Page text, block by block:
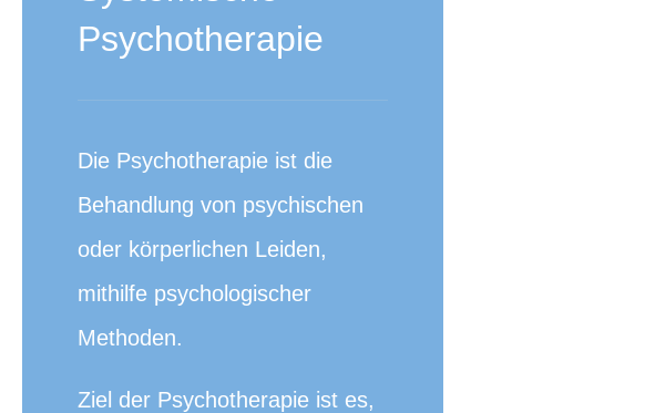
Psychotherapie
Die Psychotherapie ist die
Behandlung von psychischen
oder körperlichen Leiden,
mithilfe psychologischer
Methoden.
Ziel der Psychotherapie ist es,